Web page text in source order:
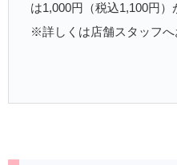
は1,000円（税込1,100円）
※詳しくは店舗スタッフへ